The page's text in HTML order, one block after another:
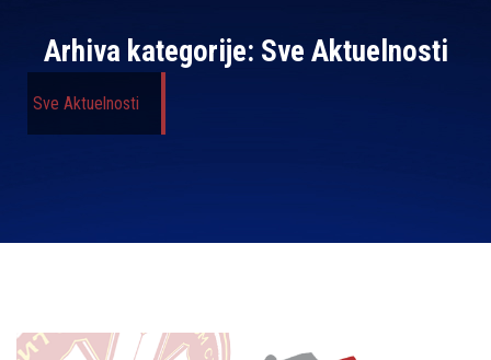
Arhiva kategorije: Sve Aktuelnosti
Sve Aktuelnosti